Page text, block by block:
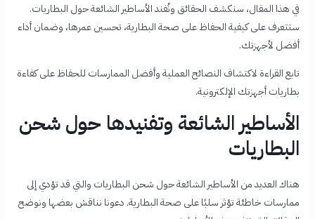
في هذا المقال، سنكشف الحقائق ونُفند الأساطير الشائعة حول البطاريات.
ستتعرف على كيفية الحفاظ على صحة البطارية، تحسين عمرها، وضمان أداء
أفضل لأجهزتك.
تابع القراءة لاكتشاف النصائح العملية وأفضل الممارسات للحفاظ على كفاءة
بطاريات أجهزتك الإلكترونية.
الأساطير الشائعة وتفنيدها حول شحن
البطاريات
هناك العديد من الأساطير الشائعة حول شحن البطاريات والتي قد تؤدي إلى
ممارسات خاطئة تؤثر سلبًا على صحة البطارية. دعونا نناقش بعضها ونوضح